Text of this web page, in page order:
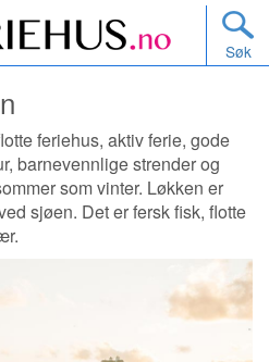
Søk
feriehus, aktiv ferie, gode
barnevennlige strender og
som vinter. Løkken er
sjøen. Det er fersk fisk, flotte